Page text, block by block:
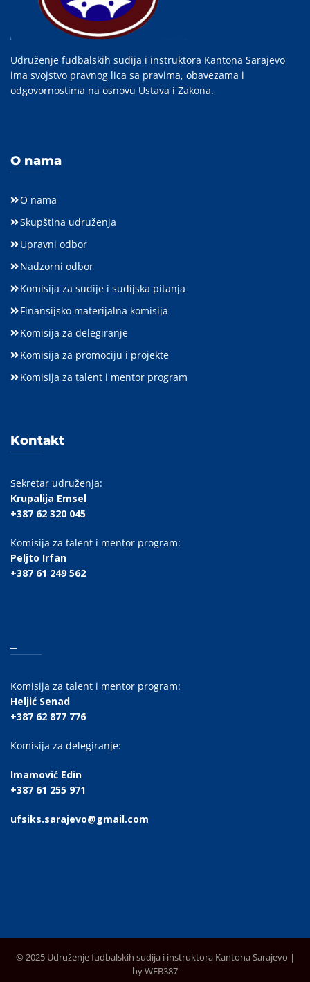
Udruženje fudbalskih sudija i instruktora Kantona Sarajevo
ima svojstvo pravnog lica sa pravima, obavezama i
odgovornostima na osnovu Ustava i Zakona.
O nama
O nama
Skupština udruženja
Upravni odbor
Nadzorni odbor
Komisija za sudije i sudijska pitanja
Finansijsko materijalna komisija
Komisija za delegiranje
Komisija za promociju i projekte
Komisija za talent i mentor program
Kontakt
Sekretar udruženja:
Krupalija Emsel
+387 62 320 045
Komisija za talent i mentor program:
Peljto Irfan
+387 61 249 562
Komisija za talent i mentor program:
Heljić Senad
+387 62 877 776
Komisija za delegiranje:
Imamović Edin
+387 61 255 971
ufsiks.sarajevo@gmail.com
© 2025 Udruženje fudbalskih sudija i instruktora Kantona Sarajevo |
by WEB387